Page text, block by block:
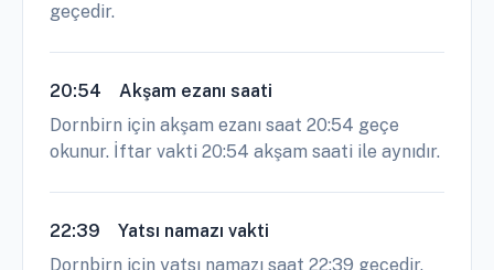
geçedir.
20:54
Akşam ezanı saati
Dornbirn için akşam ezanı saat 20:54 geçe
okunur. İftar vakti 20:54 akşam saati ile aynıdır.
22:39
Yatsı namazı vakti
Dornbirn için yatsı namazı saat 22:39 geçedir.